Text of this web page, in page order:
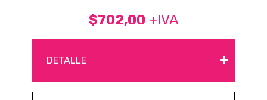
$702,00 +IVA
DETALLE +